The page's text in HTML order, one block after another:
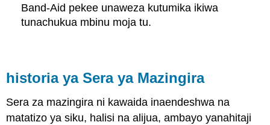
Band-Aid pekee unaweza kutumika ikiwa
tunachukua mbinu moja tu.
historia ya Sera ya Mazingira
Sera za mazingira ni kawaida inaendeshwa na
matatizo ya siku, halisi na alijua, ambayo yanahitaji